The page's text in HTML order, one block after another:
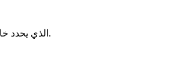
في هذا المثال، الكمبيوتر هو المضيف، و192.168.1.2 هو عنوان IP الخاص به. يتم تحويل اسم المضيف “example.com” إلى عنوان IP 93.184.216.34، الذي يحدد خادم استضافة الموقع.